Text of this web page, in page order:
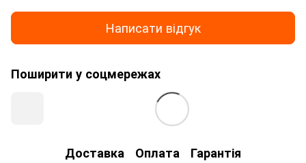
Написати відгук
Поширити у соцмережах
Доставка Оплата Гарантія